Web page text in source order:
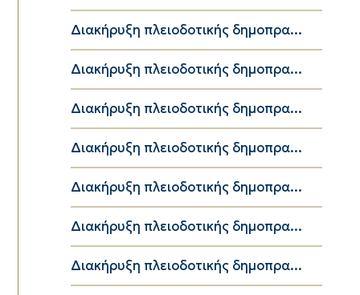
Διακήρυξη πλειοδοτικής δημοπρα...
Διακήρυξη πλειοδοτικής δημοπρα...
Διακήρυξη πλειοδοτικής δημοπρα...
Διακήρυξη πλειοδοτικής δημοπρα...
Διακήρυξη πλειοδοτικής δημοπρα...
Διακήρυξη πλειοδοτικής δημοπρα...
Διακήρυξη πλειοδοτικής δημοπρα...